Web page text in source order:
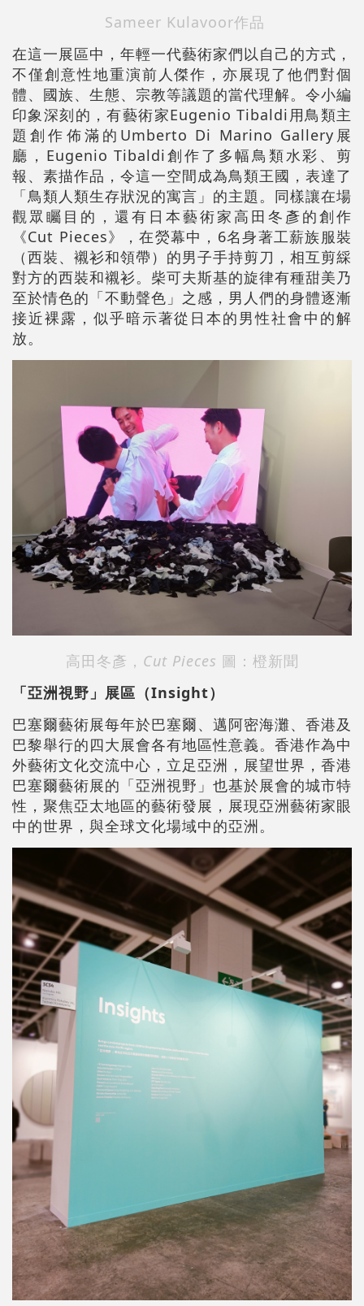
Sameer Kulavoor作品
在這一展區中，年輕一代藝術家們以自己的方式，
不僅創意性地重演前人傑作，亦展現了他們對個
體、國族、生態、宗教等議題的當代理解。令小編
印象深刻的，有藝術家Eugenio Tibaldi用鳥類主
題創作佈滿的Umberto Di Marino Gallery展
廳，Eugenio Tibaldi創作了多幅鳥類水彩、剪
報、素描作品，令這一空間成為鳥類王國，表達了
「鳥類人類生存狀況的寓言」的主題。同樣讓在場
觀眾矚目的，還有日本藝術家高田冬彥的創作
《Cut Pieces》，在熒幕中，6名身著工薪族服裝
（西裝、襯衫和領帶）的男子手持剪刀，相互剪綵
對方的西裝和襯衫。柴可夫斯基的旋律有種甜美乃
至於情色的「不動聲色」之感，男人們的身體逐漸
接近裸露，似乎暗示著從日本的男性社會中的解
放。
高田冬彥， Cut Pieces 圖：橙新聞
「亞洲視野」展區（Insight）
巴塞爾藝術展每年於巴塞爾、邁阿密海灘、香港及
巴黎舉行的四大展會各有地區性意義。香港作為中
外藝術文化交流中心，立足亞洲，展望世界，香港
巴塞爾藝術展的「亞洲視野」也基於展會的城市特
性，聚焦亞太地區的藝術發展，展現亞洲藝術家眼
中的世界，與全球文化場域中的亞洲。